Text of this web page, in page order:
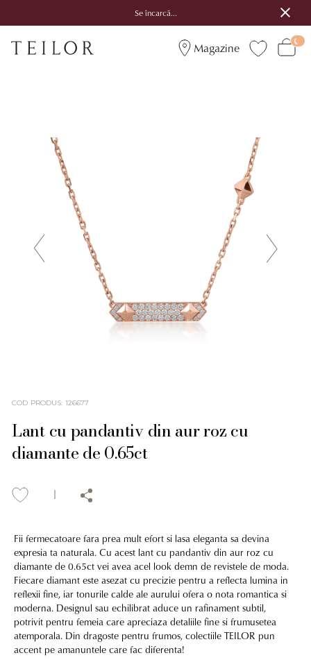
Se încarcă...
Magazine
COD PRODUS: 126677
Lant cu pandantiv din aur roz cu
diamante de 0.65ct
Fii fermecatoare fara prea mult efort si lasa eleganta sa devina
expresia ta naturala. Cu acest lant cu pandantiv din aur roz cu
diamante de 0.65ct vei avea acel look demn de revistele de moda.
Fiecare diamant este asezat cu precizie pentru a reflecta lumina in
reflexii fine, iar tonurile calde ale aurului ofera o nota romantica si
moderna. Designul sau echilibrat aduce un rafinament subtil,
potrivit pentru femeia care apreciaza detaliile fine si frumusetea
atemporala. Din dragoste pentru frumos, colectiile TEILOR pun
accent pe amanuntele care fac diferenta!